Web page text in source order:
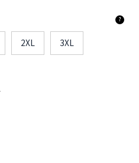
?
2XL 3XL